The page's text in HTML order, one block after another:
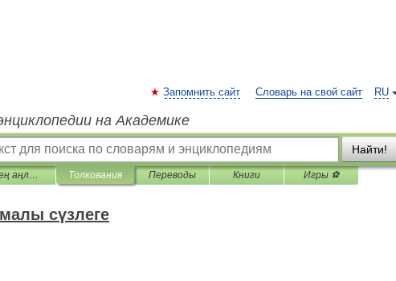
RU
Запомнить сайт Словарь на свой сайт
на Академике
Найти!
Татар теленең аңлатмалы сүзлеге Толкования Переводы Книги Игры ⚽
сүзлеге